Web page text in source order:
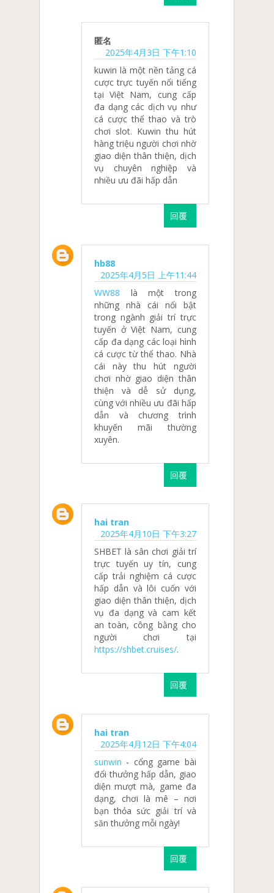
匿名
2025年4月3日 下午1:10
​kuwin là một nền tảng cá
cược trực tuyến nổi tiếng
tại Việt Nam, cung cấp
đa dạng các dịch vụ như
cá cược thể thao và trò
chơi slot. Kuwin thu hút
hàng triệu người chơi nhờ
giao diện thân thiện, dịch
vụ chuyên nghiệp và
nhiều ưu đãi hấp dẫn
回覆
hb88
2025年4月5日 上午11:44
WW88 là một trong
những nhà cái nổi bật
trong ngành giải trí trực
tuyến ở Việt Nam, cung
cấp đa dạng các loại hình
cá cược từ thể thao. Nhà
cái này thu hút người
chơi nhờ giao diện thân
thiện và dễ sử dụng,
cùng với nhiều ưu đãi hấp
dẫn và chương trình
khuyến mãi thường
xuyên.
回覆
hai tran
2025年4月10日 下午3:27
SHBET là sân chơi giải trí
trực tuyến uy tín, cung
cấp trải nghiệm cá cược
hấp dẫn và lôi cuốn với
giao diện thân thiện, dịch
vụ đa dạng và cam kết
an toàn, công bằng cho
người chơi tại
https://shbet.cruises/.
回覆
hai tran
2025年4月12日 下午4:04
sunwin - cổng game bài
đổi thưởng hấp dẫn, giao
diện mượt mà, game đa
dạng, chơi là mê – nơi
bạn thỏa sức giải trí và
săn thưởng mỗi ngày!
回覆